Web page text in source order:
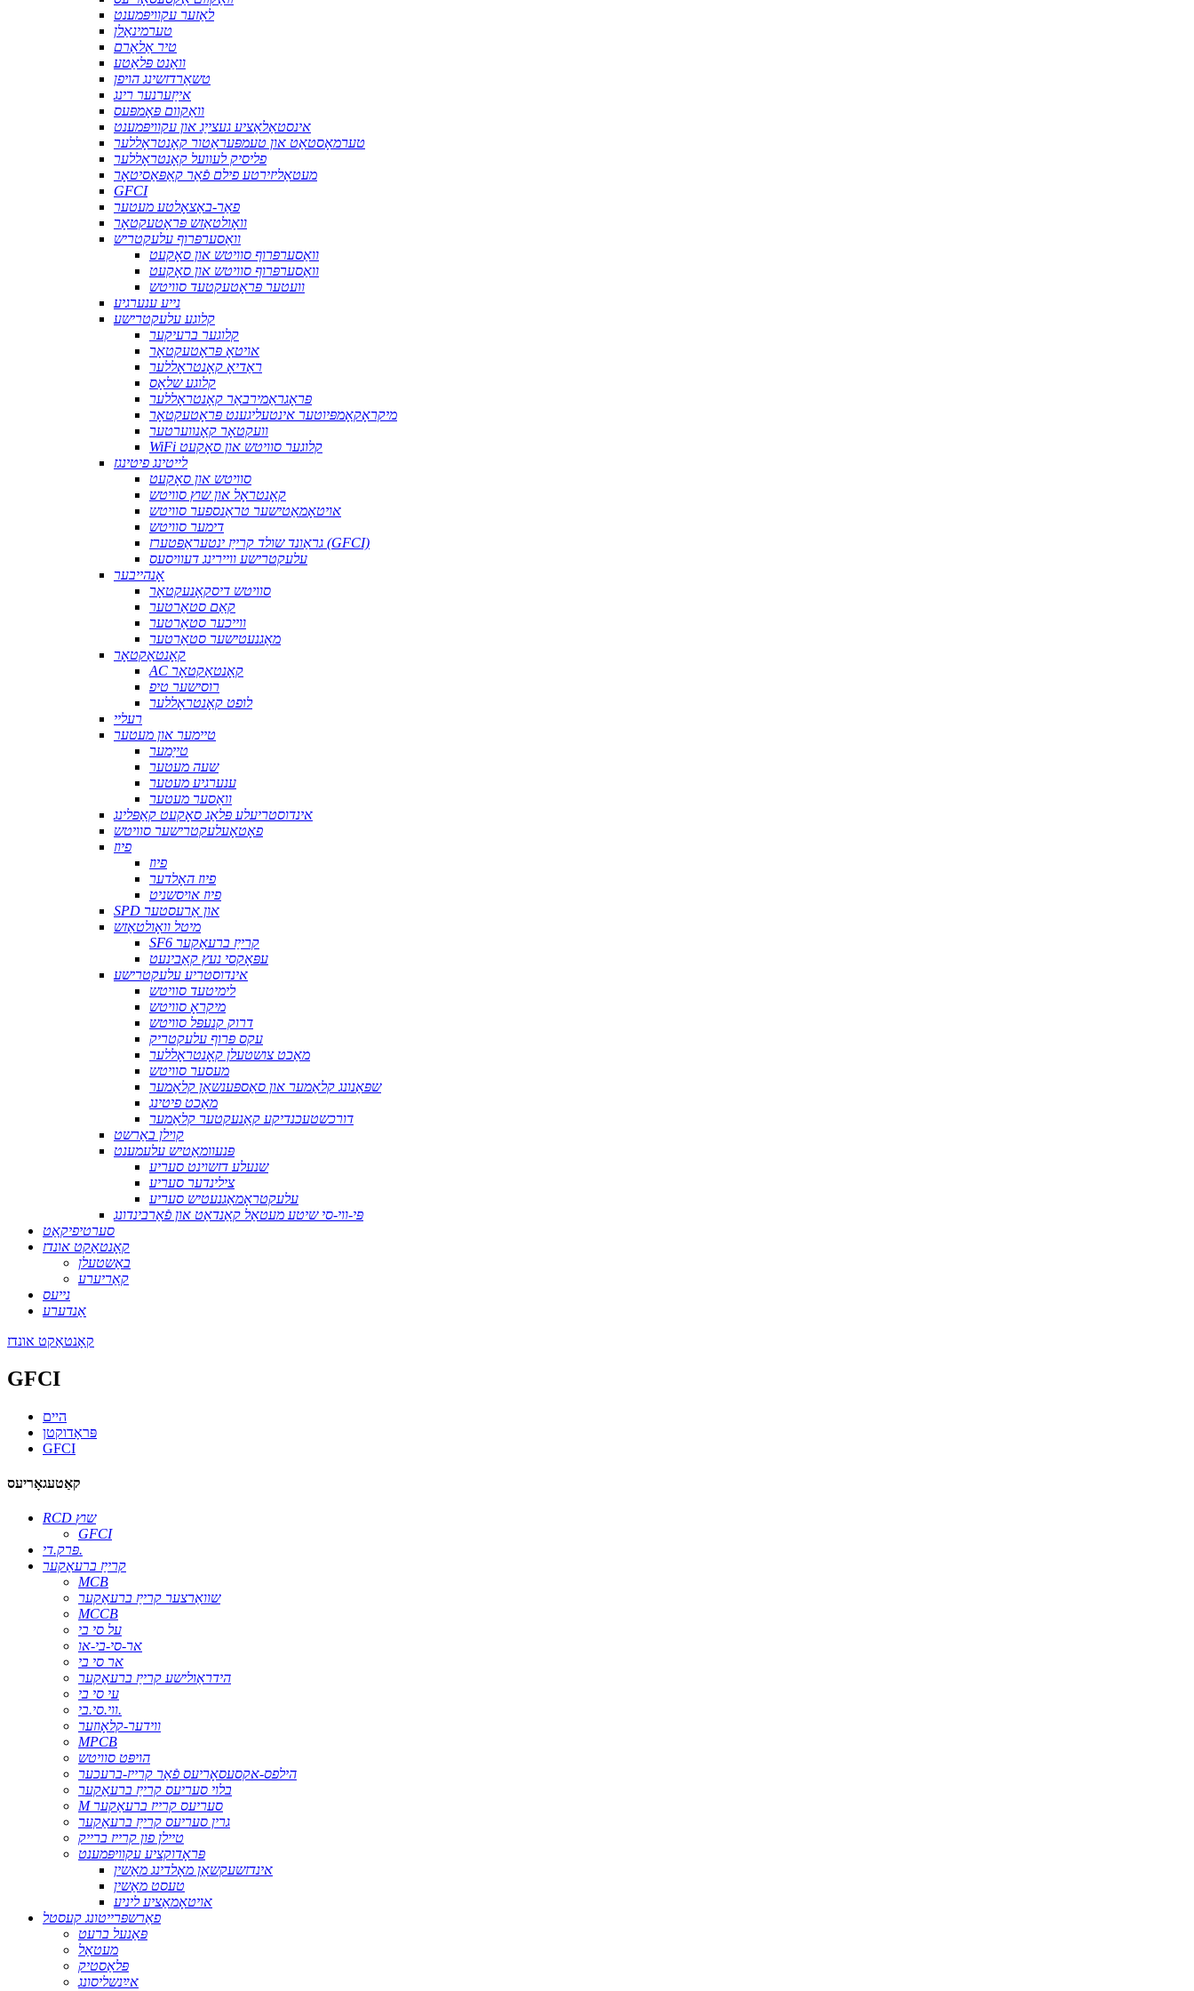
לאַזער עקוויפּמענט
טערמינאַלן
טיר אַלאַרם
וואַנט פּלאַטע
טשאַרדזשינג הויפן
אייַזערנער רינג
וואַקוום פּאָמפּעס
אינסטאַלאַציע געצייַג און עקוויפּמענט
טערמאָסטאַט און טעמפּעראַטור קאָנטראָללער
פליסיק לעוועל קאָנטראָללער
מעטאַליזירטע פילם פֿאַר קאַפּאַסיטאָר
GFCI
פאַר-באַצאָלטע מעטער
וואָולטאַזש פּראָטעקטאָר
וואַסערפּרוף עלעקטריש
וואַסערפּרוף סוויטש און סאָקעט
וואַסערפּרוף סוויטש און סאָקעט
וועטער פּראָטעקטעד סוויטש
נייע ענערגיע
קלוגע עלעקטרישע
קלוגער ברעיקער
אויטאָ פּראָטעקטאָר
ראַדיאָ קאָנטראָללער
קלוגע שלאָס
פּראָגראַמירבאַר קאָנטראָללער
מיקראָקאָמפּיוטער אינטעליגענט פּראָטעקטאָר
וועקטאָר קאָנווערטער
WiFi קלוגער סוויטש און סאָקעט
לייטינג פיטינגז
סוויטש און סאָקעט
קאָנטראָל און שוץ סוויטש
אויטאָמאַטישער טראַנספער סוויטש
דימער סוויטש
גראַונד שולד קרייַז ינטעראַפּטערז (GFCI)
עלעקטרישע וויירינג דעוויסעס
אָנהייבער
סוויטש דיסקאָנעקטאָר
קאַם סטאַרטער
ווייכער סטאַרטער
מאַגנעטישער סטאַרטער
קאָנטאַקטאָר
AC קאָנטאַקטאָר
רוסישער טיפ
לופט קאָנטראָללער
רעליי
טיימער און מעטער
טייַמער
שעה מעטער
ענערגיע מעטער
וואַסער מעטער
אינדוסטריעלע פּלאַג סאָקעט קאַפּלינג
פאָטאָעלעקטרישער סוויטש
פיוז
פיוז
פיוז האָלדער
פיוז אויסשניט
SPD און אַרעסטער
מיטל וואָולטאַזש
SF6 קרייַז ברעאַקער
עפּאָקסי נעץ קאַבינעט
אינדוסטריע עלעקטרישע
לימיטעד סוויטש
מיקראָ סוויטש
דרוק קנעפּל סוויטש
עקס פּרוף עלעקטריק
מאַכט צושטעלן קאָנטראָללער
מעסער סוויטש
שפּאַנונג קלאַמער און סאַספּענשאַן קלאַמער
מאַכט פיטינג
דורכשטעכנדיקע קאַנעקטער קלאַמער
קוילן באַרשט
פּנעוומאַטיש עלעמענט
שנעלע דזשוינט סעריע
צילינדער סעריע
עלעקטראָמאַגנעטיש סעריע
פּי-ווי-סי שיטע מעטאַל קאַנדאַט און פֿאַרבינדונג
סערטיפיקאַט
קאָנטאַקט אונדז
באַשטעלן
קאַריערע
נייעס
אַנדערע
קאָנטאַקט אונדז
GFCI
היים
פּראָדוקטן
GFCI
קאַטעגאָריעס
RCD שוץ
GFCI
פּרק.די.
קרייַז ברעאַקער
MCB
שוואַרצער קרייַז ברעאַקער
MCCB
על סי בי
אר-סי-בי-או
אר סי בי
הידראַולישע קרייַז ברעאַקער
עי סי בי
ווי.סי.בי.
ווידער-קלאָוזער
MPCB
הויפּט סוויטש
הילפס-אקסעסאָריעס פֿאַר קרייז-ברעכער
בלוי סעריעס קרייַז ברעאַקער
M סעריעס קרייז ברעאַקער
גרין סעריעס קרייַז ברעאַקער
טיילן פון קרייז ברייק
פּראָדוקציע עקוויפּמענט
אינדזשעקשאַן מאָלדינג מאַשין
טעסט מאַשין
אויטאָמאַציע ליניע
פאַרשפּרייטונג קעסטל
פּאַנעל ברעט
מעטאַל
פּלאַסטיק
אײַנשליסונג